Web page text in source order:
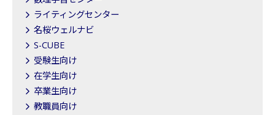
ライティングセンター
名桜ウェルナビ
S-CUBE
受験生向け
在学生向け
卒業生向け
教職員向け